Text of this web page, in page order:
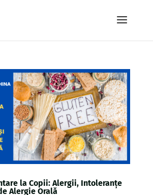
la Copii: Alergii, Intoleranțe
Alergie Orală